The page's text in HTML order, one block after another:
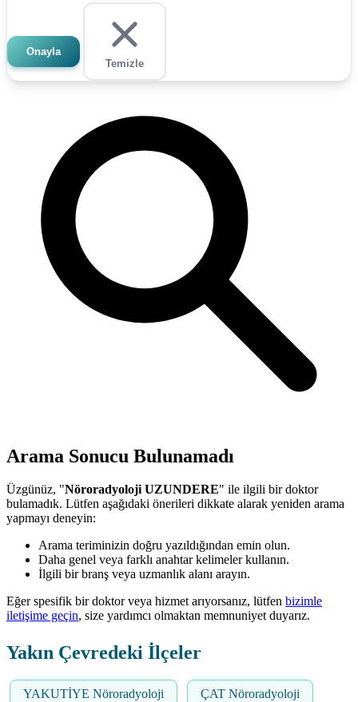
Onayla
Temizle
Arama Sonucu Bulunamadı
Üzgünüz, "Nöroradyoloji UZUNDERE" ile ilgili bir doktor
bulamadık. Lütfen aşağıdaki önerileri dikkate alarak yeniden arama
yapmayı deneyin:
Arama teriminizin doğru yazıldığından emin olun.
Daha genel veya farklı anahtar kelimeler kullanın.
İlgili bir branş veya uzmanlık alanı arayın.
Eğer spesifik bir doktor veya hizmet arıyorsanız, lütfen bizimle
iletişime geçin, size yardımcı olmaktan memnuniyet duyarız.
Yakın Çevredeki İlçeler
YAKUTİYE Nöroradyoloji ÇAT Nöroradyoloji